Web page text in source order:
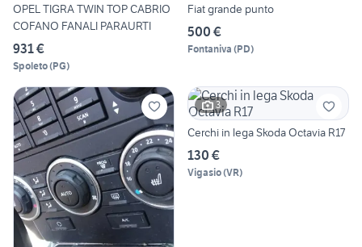
OPEL TIGRA TWIN TOP CABRIO
COFANO FANALI PARAURTI
931 €
Spoleto(PG)
Fiat grande punto
500 €
Fontaniva (PD)
3
Cerchi in lega Skoda Octavia R17
130 €
Vigasio(VR)